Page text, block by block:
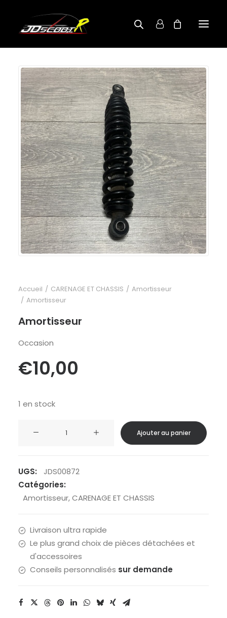
A PROPOS
BOUTIQUE
RECHERCHE PAR MODÈLE
CONTACT
Accueil CARENAGE ET CHASSIS
Amortisseur
Amortisseur
Amortisseur
Occasion
€10,00
1 en stock
Ajouter au panier
UGS:
JDS00872
Catégories:
Amortisseur,CARENAGE ET CHASSIS
Livraison ultra rapide
Le plus grand choix de pièces détachées et
d'accessoires
Conseils personnalisés sur demande